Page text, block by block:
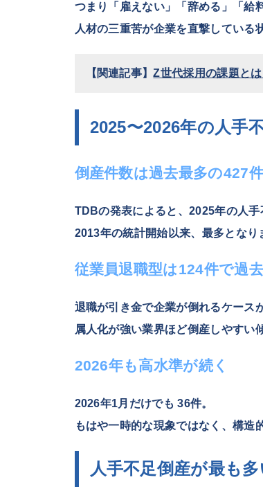
つまり「雇えない」「辞める」「給
人材の三重苦が企業を直撃している
【関連記事】Z世代採用の課題と
2025〜2026年の人手
倒産件数は過去最多の427件
TDBの発表によると、2025年の人手
2013年の統計開始以来、最多となり
従業員退職型は124件で過
退職が引き金で企業が倒れるケース
属人化が強い業界ほど倒産しやすい
2026年も高水準が続く
2026年1月だけでも36件。
もはや一時的な現象ではなく、構造
人手不足倒産が最も